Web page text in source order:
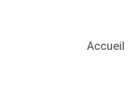
Accueil